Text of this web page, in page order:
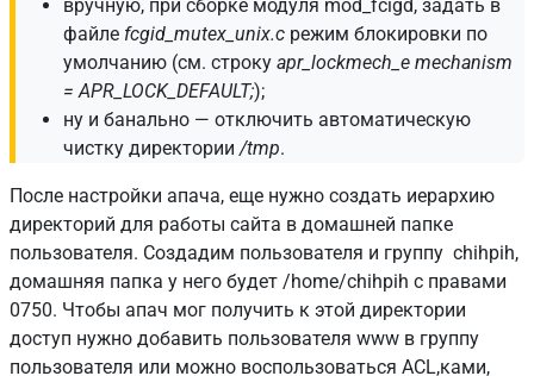
вручную, при сборке модуля mod_fcigd, задать в
файле fcgid_mutex_unix.c режим блокировки по
умолчанию (см. строку apr_lockmech_e mechanism
= APR_LOCK_DEFAULT;);
ну и банально — отключить автоматическую
чистку директории /tmp.
После настройки апача, еще нужно создать иерархию
директорий для работы сайта в домашней папке
пользователя. Создадим пользователя и группу chihpih,
домашняя папка у него будет /home/chihpih с правами
0750. Чтобы апач мог получить к этой директории
доступ нужно добавить пользователя www в группу
пользователя или можно воспользоваться ACL,ками,